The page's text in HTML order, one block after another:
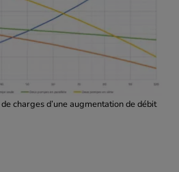
charges d’une augmentation de débit